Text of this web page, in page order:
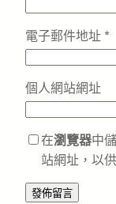
電子郵件地址 *
個人網站網址
在瀏覽器中
站網址，以